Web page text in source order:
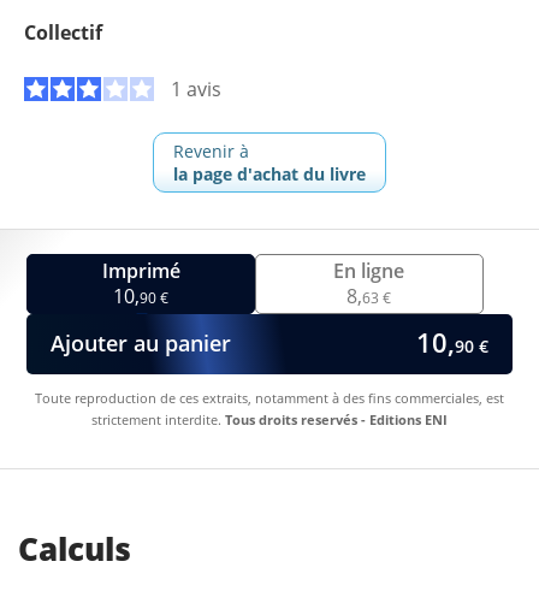
Collectif
1 avis
Revenir à
la page d'achat du livre
Imprimé
10,90 €
En ligne
8,63 €
Ajouter au panier 10,90 €
Toute reproduction de ces extraits, notamment à des fins commerciales, est
strictement interdite. Tous droits reservés - Editions ENI
Calculs